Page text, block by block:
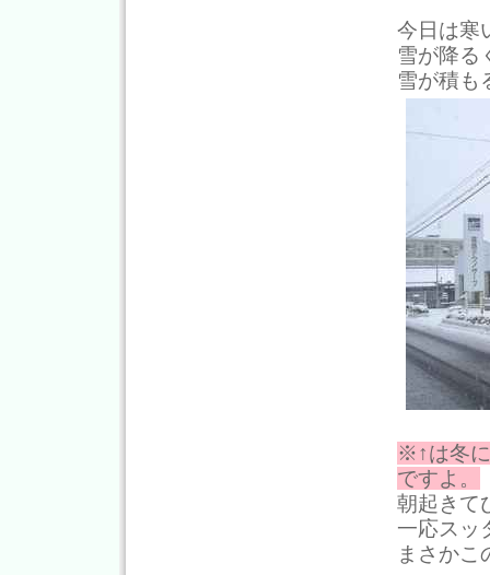
今日は寒
雪が降る
雪が積も
※↑は冬
ですよ。
朝起きて
一応スッ
まさかこ